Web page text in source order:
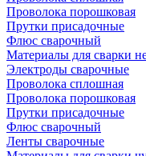
Проволока порошковая
Прутки присадочные
Флюс сварочный
Материалы для сварки
Электроды сварочные
Проволока сплошная
Проволока порошковая
Прутки присадочные
Флюс сварочный
Ленты сварочные